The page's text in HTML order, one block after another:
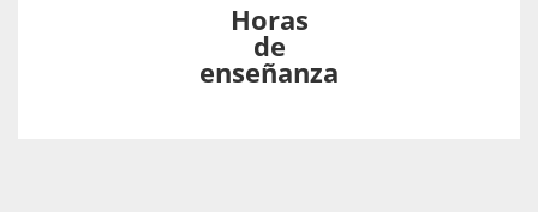
Horas
de
enseñanza